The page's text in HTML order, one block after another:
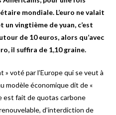
mondiale. L’euro ne valait
un vingtième de yuan, c’est
de 10 euros, alors qu’avec
il suffira de 1,10 graine.
voté par l’Europe qui se veut à
modèle économique dit de «
est fait de quotas carbone
d’interdiction de